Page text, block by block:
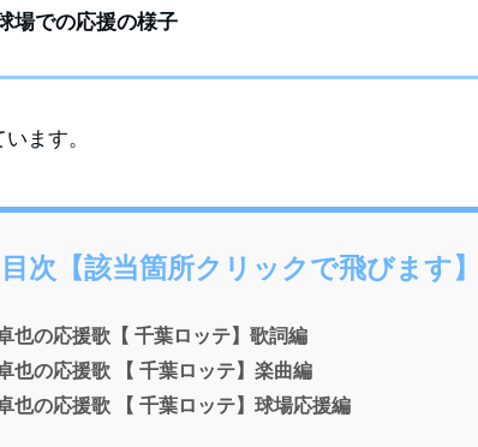
場での応援の様子
ます。
目次【該当箇所クリックで飛びます】
也の応援歌【 千葉ロッテ】歌詞編
也の応援歌 【 千葉ロッテ】楽曲編
也の応援歌 【 千葉ロッテ】球場応援編